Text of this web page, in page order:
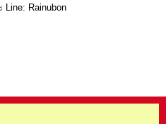
Rainubon
การจัดการโลจิสติกส์และโซ่อุปทานสีเขี
การเพิ่มประสิทธิภาพโลจิส